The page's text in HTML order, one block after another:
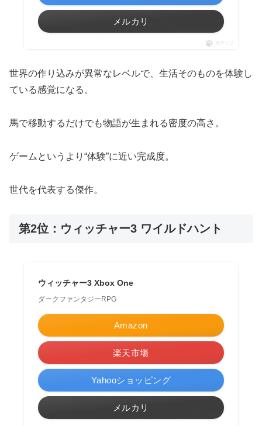
メルカリ
ポチップ
世界の作り込みが異常なレベルで、生活そのものを体験し
ている感覚になる。
馬で移動するだけでも物語が生まれる密度の高さ。
ゲームというより“体験”に近い完成度。
世代を代表する傑作。
第2位：ウィッチャー3 ワイルドハント
ウィッチャー3 Xbox One
ダークファンタジーRPG
Amazon
楽天市場
Yahooショッピング
メルカリ